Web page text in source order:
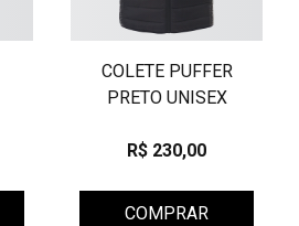
COLETE PUFFER
PRETO UNISEX
R$ 230,00
COMPRAR